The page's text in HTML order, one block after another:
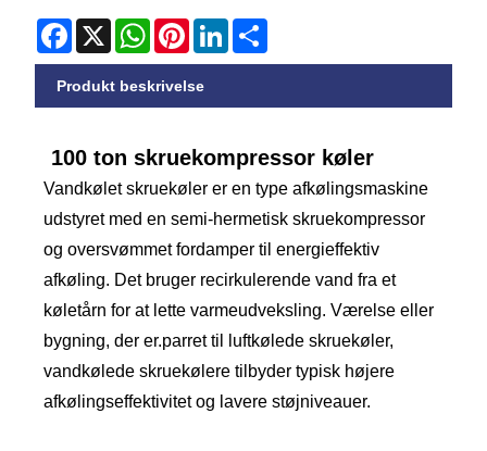
Facebook
X WhatsApp
PinterestLinkedIn
Produkt beskrivelse
100 ton skruekompressor køler
Vandkølet skruekøler er en type afkølingsmaskine
udstyret med en semi-hermetisk skruekompressor
og oversvømmet fordamper til energieffektiv
afkøling. Det bruger recirkulerende vand fra et
køletårn for at lette varmeudveksling. Værelse eller
bygning, der er.parret til luftkølede skruekøler,
vandkølede skruekølere tilbyder typisk højere
afkølingseffektivitet og lavere støjniveauer.